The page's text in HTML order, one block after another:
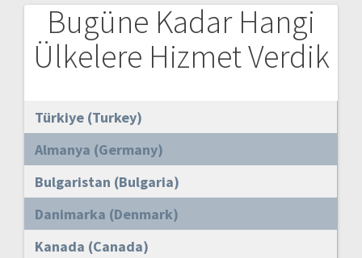
Bugüne Kadar Hangi
Ülkelere Hizmet Verdik
Türkiye (Turkey)
Almanya (Germany)
Bulgaristan (Bulgaria)
Danimarka (Denmark)
Kanada (Canada)